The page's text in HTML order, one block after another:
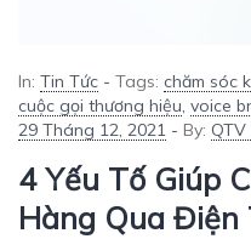
In: Tin Tức - Tags: chăm sóc
cuộc gọi thương hiệu, voice
29 Tháng 12, 2021 - By:
4 Yếu Tố Giúp
Hàng Qua Điện